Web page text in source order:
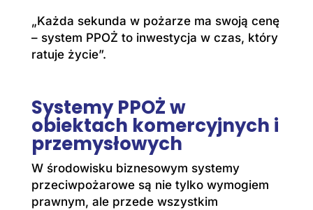
„Każda sekunda w pożarze ma swoją cenę
– system PPOŻ to inwestycja w czas, który
ratuje życie”.
Systemy PPOŻ w
obiektach komercyjnych i
przemysłowych
W środowisku biznesowym systemy
przeciwpożarowe są nie tylko wymogiem
prawnym, ale przede wszystkim